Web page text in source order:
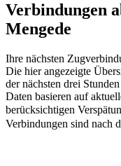
Verbindungen
Mengede
Ihre nächsten
Die hier angezeigte
der nächsten drei
Daten basieren auf
berücksichtigen
Verbindungen sind nach